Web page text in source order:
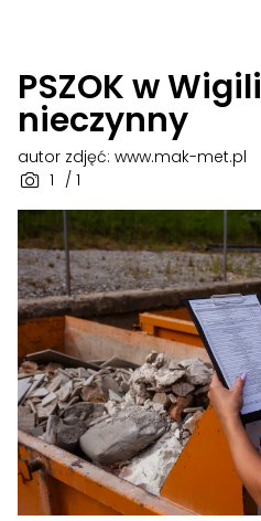
PSZOK w
nieczynny
1 / 1
autor zdjęć: www.mak-met.pl